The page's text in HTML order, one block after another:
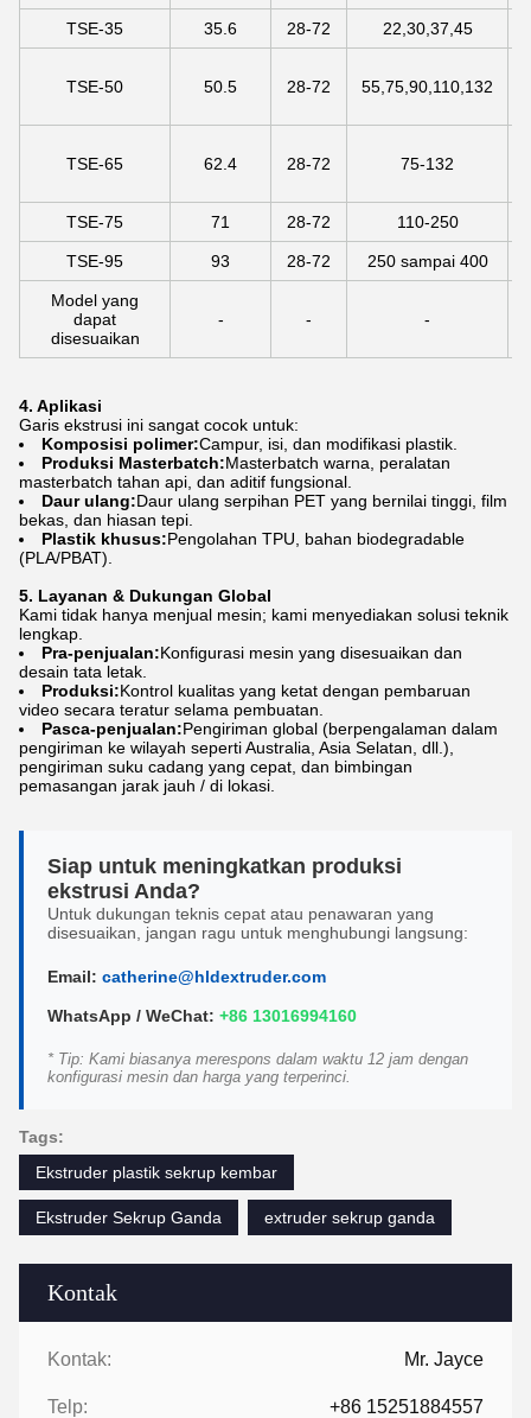
Kontak
Kontak: Mr. Jayce
Telp: +86 15251884557
TSE-35 35.6 28-72 22,30,37,45
TSE-50 50.5 28-72 55,75,90,110,132
TSE-65 62.4 28-72 75-132
TSE-75 71 28-72 110-250
TSE-95 93 28-72 250 sampai 400
Model yang
dapat
disesuaikan
- - -
4. Aplikasi
Garis ekstrusi ini sangat cocok untuk:
Komposisi polimer:Campur, isi, dan modifikasi plastik.
Produksi Masterbatch:Masterbatch warna, peralatan
masterbatch tahan api, dan aditif fungsional.
Daur ulang:Daur ulang serpihan PET yang bernilai tinggi, film
bekas, dan hiasan tepi.
Plastik khusus:Pengolahan TPU, bahan biodegradable
(PLA/PBAT).
5. Layanan & Dukungan Global
Kami tidak hanya menjual mesin; kami menyediakan solusi teknik
lengkap.
Pra-penjualan:Konfigurasi mesin yang disesuaikan dan
desain tata letak.
Produksi:Kontrol kualitas yang ketat dengan pembaruan
video secara teratur selama pembuatan.
Pasca-penjualan:Pengiriman global (berpengalaman dalam
pengiriman ke wilayah seperti Australia, Asia Selatan, dll.),
pengiriman suku cadang yang cepat, dan bimbingan
pemasangan jarak jauh / di lokasi.
Siap untuk meningkatkan produksi
ekstrusi Anda?
Untuk dukungan teknis cepat atau penawaran yang
disesuaikan, jangan ragu untuk menghubungi langsung:
Email: catherine@hldextruder.com
WhatsApp / WeChat: +86 13016994160
* Tip: Kami biasanya merespons dalam waktu 12 jam dengan
konfigurasi mesin dan harga yang terperinci.
Tags:
Ekstruder plastik sekrup kembar
Ekstruder Sekrup Ganda extruder sekrup ganda